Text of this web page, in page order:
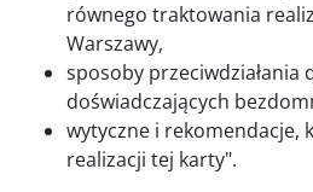
równego traktowania
Warszawy,
sposoby przeciwdziałania
doświadczających
wytyczne i rekomendacje,
realizacji tej karty".